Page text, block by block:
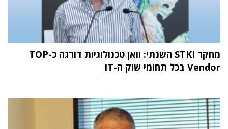
מחקר STKI השנתי: וואן טכנולוגיות דורגה כ-TOP
Vendor בכל תחומי שוק ה-IT